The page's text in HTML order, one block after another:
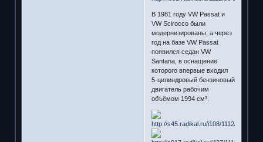
В 1981 году VW Passat и
VW Scirocco были
модернизированы, а через
год на базе VW Passat
появился седан VW
Santana, в оснащение
которого впервые входил
5-цилиндровый бензиновый
двигатель рабочим
объёмом 1994 см³.